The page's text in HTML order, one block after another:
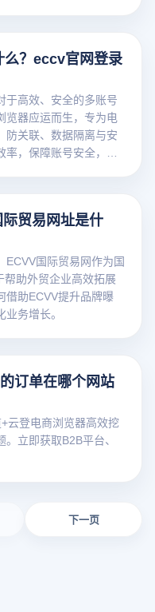
？eccv官网登录
于高效、安全的多账号
览器应运而生，专为电
防关联、数据隔离与安
率，保障账号安全，实
贸易网址是什
国际贸易网作为国
帮助外贸企业高效拓展
借助ECVV提升品牌曝
务增长。
订单在哪个网站
云登电商浏览器高效挖
立即获取B2B平台、
下一页